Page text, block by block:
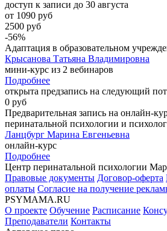
доступ к записи до 30 августа
от 1090 руб
2500 руб
-56%
Адаптация в образовательном
Крысанова Татьяна Владимировна
мини-курс из 2 вебинаров
Подробнее
открыта предзапись на следующий
0 руб
Предварительная запись на онлайн-
перинатальной психологии и
Ланцбург Марина Евгеньевна
онлайн-курс
Подробнее
Центр перинатальной психологии
Правовые документы Договор-оферта
оплаты Согласие на получение
PSYMAMA.RU
О проекте Обучение Расписание
Преподаватели Контакты